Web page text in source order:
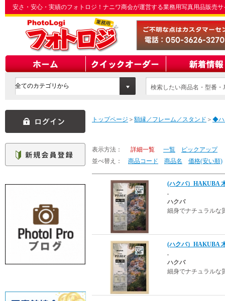
安さ・安心・実績のフォトロジ！ナニワ商会が運営する業務用写真用品販売
検索したい商品名・型番
トップページ ＞ 額縁／フレーム／スタンド ＞ ◆ハ
表示方法： 詳細一覧 一覧
ピックアップ
並べ替え：
商品コード 商品名 価格(安い順)
(ハクバ）HAKUBA
.
ハクバ
細身でナチュラルな
(ハクバ）HAKUBA
.
ハクバ
細身でナチュラルな